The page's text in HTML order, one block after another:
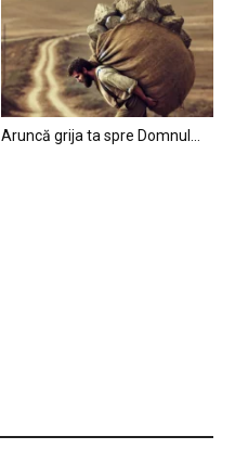
Aruncă grija ta spre Domnul…